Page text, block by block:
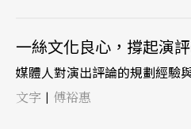
一絲文化良心，撐起演
媒體人對演出評論的規劃經驗
文字 | 傅裕惠